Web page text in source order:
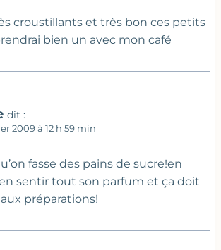
croustillants et très bon ces petits
bien un avec mon café
dit :
2009 à 12 h 59 min
fasse des pains de sucre!en
sentir tout son parfum et ça doit
préparations!